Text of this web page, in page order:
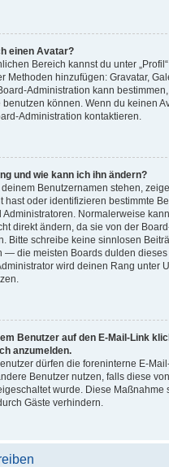
einen Avatar?
Bereich kannst du unter
Methoden hinzufügen: Gravatar,
Administration kann
benutzen können. Wenn du keinen
Administration kontaktieren.
und wie kann ich ihn ändern?
Benutzernamen stehen,
hast oder identifizieren bestimmte
Administratoren. Normalerweise
direkt ändern, da sie von der
Bitte schreibe keine sinnlosen
— die meisten Boards dulden
wird deinen Rang unter
Benutzer auf den E-Mail-Link
anzumelden.
dürfen die foreninterne E-
Benutzer nutzen, falls diese
wurde. Diese Maßnahme
Gäste verhindern.